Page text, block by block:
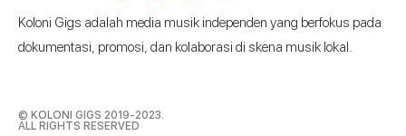
Koloni Gigs adalah media musik independen yang berfokus pada
dokumentasi, promosi, dan kolaborasi di skena musik lokal.
© KOLONI GIGS 2019-2023.
ALL RIGHTS RESERVED